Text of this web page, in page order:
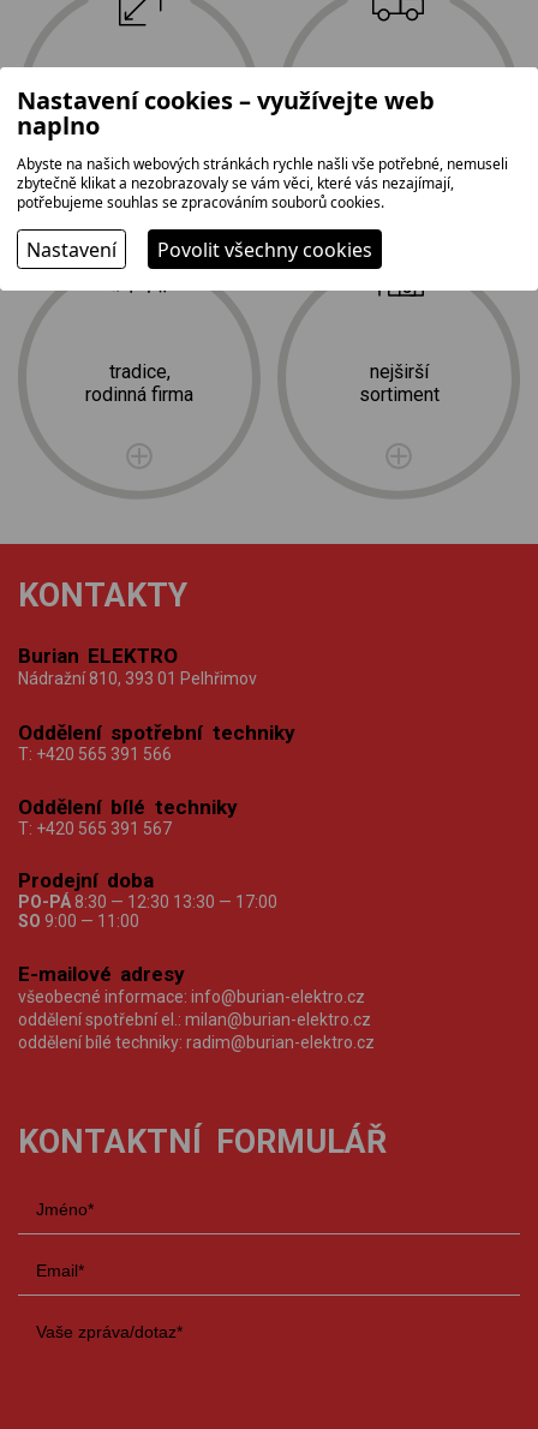
plocha na Vysočině
tradice,
rodinná firma
doprava
a profesionální
nejširší
sortiment
KONTAKTY
Burian ELEKTRO
Nádražní 810, 393 01 Pelhřimov
Oddělení spotřební techniky
T: +420 565 391 566
Oddělení bílé techniky
T: +420 565 391 567
Prodejní doba
PO-PÁ 8:30 — 12:30 13:30 — 17:00
SO 9:00 — 11:00
E-mailové adresy
všeobecné informace: info@burian-elektro.cz
oddělení spotřební el.: milan@burian-elektro.cz
oddělení bílé techniky: radim@burian-elektro.cz
KONTAKTNÍ FORMULÁŘ
Nastavení cookies – využívejte web
naplno
Abyste na našich webových stránkách rychle našli vše potřebné, nemuseli
zbytečně klikat a nezobrazovaly se vám věci, které vás nezajímají,
potřebujeme souhlas se zpracováním souborů cookies.
Nastavení Povolit všechny cookies